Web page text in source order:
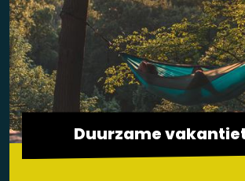
Duurzame